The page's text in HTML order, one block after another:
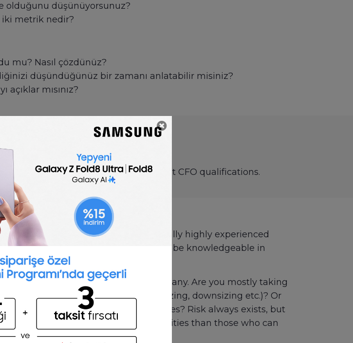
olduğunu düşünüyorsunuz?
iki metrik nedir?
mu? Nasıl çözdünüz?
düşündüğünüz bir zamanı anlatabilir misiniz?
mısınız?
Questions
towards the most important CFO qualifications.
financial department. They’re typically highly experienced
scope so the best candidates should be knowledgeable in
the risk stage of your company. Are you mostly taking
risk (product change, modernizing, downsizing etc.)? Or
and near future hold few surprises? Risk always exists, but
a turbulent time have different qualities than those who can